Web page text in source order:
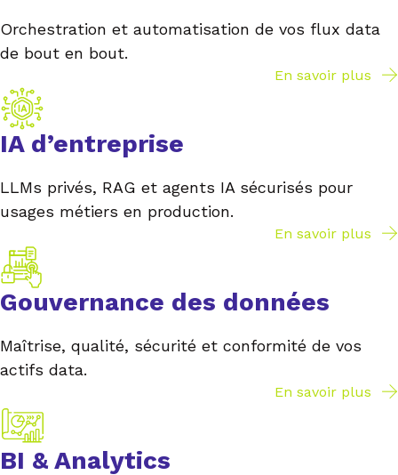
Orchestration et automatisation de vos flux data
de bout en bout.
En savoir plus
IA d’entreprise
LLMs privés, RAG et agents IA sécurisés pour
usages métiers en production.
En savoir plus
Gouvernance des données
Maîtrise, qualité, sécurité et conformité de vos
actifs data.
En savoir plus
BI & Analytics